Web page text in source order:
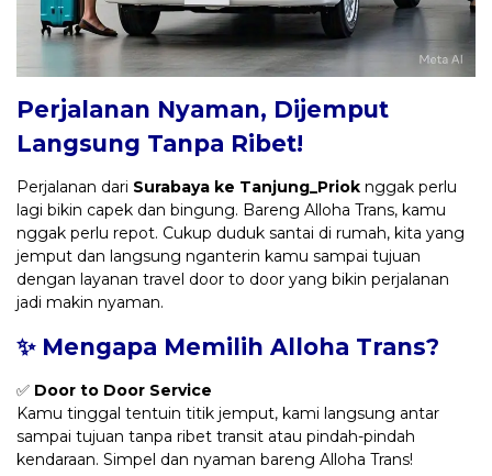
Perjalanan Nyaman, Dijemput
Langsung Tanpa Ribet!
Perjalanan dari Surabaya ke Tanjung_Priok nggak perlu
lagi bikin capek dan bingung. Bareng Alloha Trans, kamu
nggak perlu repot. Cukup duduk santai di rumah, kita yang
jemput dan langsung nganterin kamu sampai tujuan
dengan layanan travel door to door yang bikin perjalanan
jadi makin nyaman.
✨ Mengapa Memilih Alloha Trans?
✅ Door to Door Service
Kamu tinggal tentuin titik jemput, kami langsung antar
sampai tujuan tanpa ribet transit atau pindah-pindah
kendaraan. Simpel dan nyaman bareng Alloha Trans!